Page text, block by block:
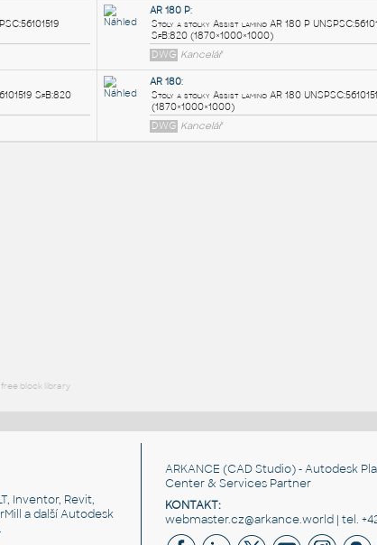
block library
Inventor, Revit,
a další Autodesk
.
ARKANCE (CAD Studio) - Autodesk
Center & Services Partner
KONTAKT:
webmaster.cz@arkance.world | tel.